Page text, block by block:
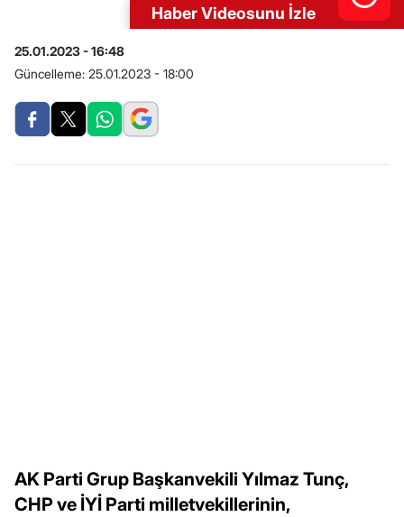
Haber Videosunu İzle
25.01.2023 - 16:48
Güncelleme: 25.01.2023 - 18:00
AK Parti Grup Başkanvekili Yılmaz Tunç,
CHP ve İYİ Parti milletvekillerinin,